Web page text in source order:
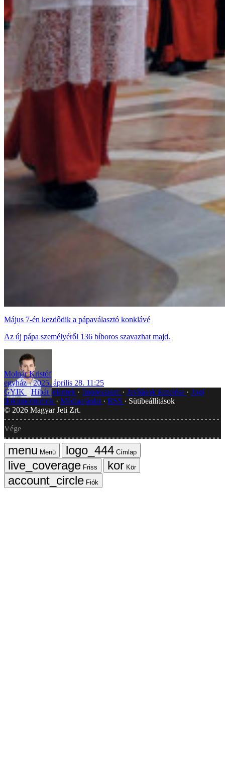
Május 7-én kezdődik a pápaválasztó konklávé
Az új pápa személyéről 136 bíboros szavazhat majd.
Molnár Kristóf
egyház
2025. április 28. 11:25
GYIK
Hibát jelentek Impresszum Javítások kezelése
Jogi
dokumentumok
Médiaajánlat RSS
Sütibeállítások
© 2026 Magyar Jeti Zrt.
Vége
Menü
Címlap
Friss
Kör
Fiók